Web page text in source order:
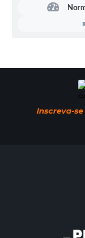
Inscreva-se